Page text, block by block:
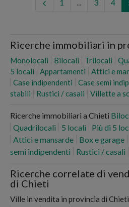
1 ... 3 4
Ricerche immobiliari in
Monolocali Bilocali Trilocali
5 locali
Appartamenti Attici e
Case indipendenti
Case semi
stabili
Rustici / casali Villette a
Ricerche immobiliari a Chieti
Quadrilocali
5 locali Più di 5
Attici e mansarde
Box e garage
semi indipendenti
Rustici / casali
Ricerche correlate di
di Chieti
Ville in vendita in provincia di